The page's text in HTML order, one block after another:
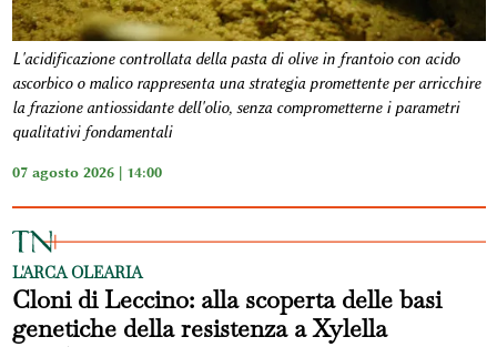
L'acidificazione controllata della pasta di olive in frantoio con acido
ascorbico o malico rappresenta una strategia promettente per arricchire
la frazione antiossidante dell'olio, senza comprometterne i parametri
qualitativi fondamentali
07 agosto 2026 | 14:00
L'ARCA OLEARIA
Cloni di Leccino: alla scoperta delle basi
genetiche della resistenza a Xylella